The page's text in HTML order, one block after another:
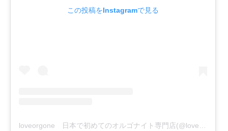
この投稿をInstagramで見る
loveorgone 日本で初めてのオルゴナイト専門店(@loveorgone)がシェアした投稿